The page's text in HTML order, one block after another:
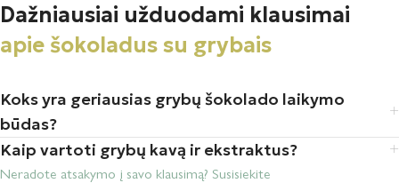
Dažniausiai užduodami klausimai
apie šokoladus su grybais
Koks yra geriausias grybų šokolado laikymo
būdas?
Kaip vartoti grybų kavą ir ekstraktus?
Neradote atsakymo į savo klausimą? Susisiekite